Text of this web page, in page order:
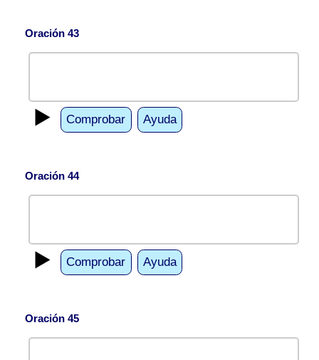
Oración 43
▶️ Comprobar Ayuda
Oración 44
▶️ Comprobar Ayuda
Oración 45